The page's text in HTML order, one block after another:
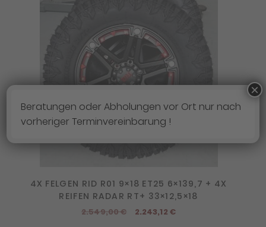
4X FELGEN RID R01 9×18 ET25 6×139,7 + 4X
REIFEN RADAR RT+ 33×12,5×18
2.549,00€
Ursprünglicher
2.243,12 €Aktueller
Beratungen oder Abholungen vor Ort nur nach
vorheriger Terminvereinbarung !
×